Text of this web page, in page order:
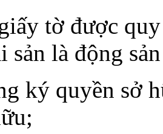
tờ được
sản là động
ký quyền sở